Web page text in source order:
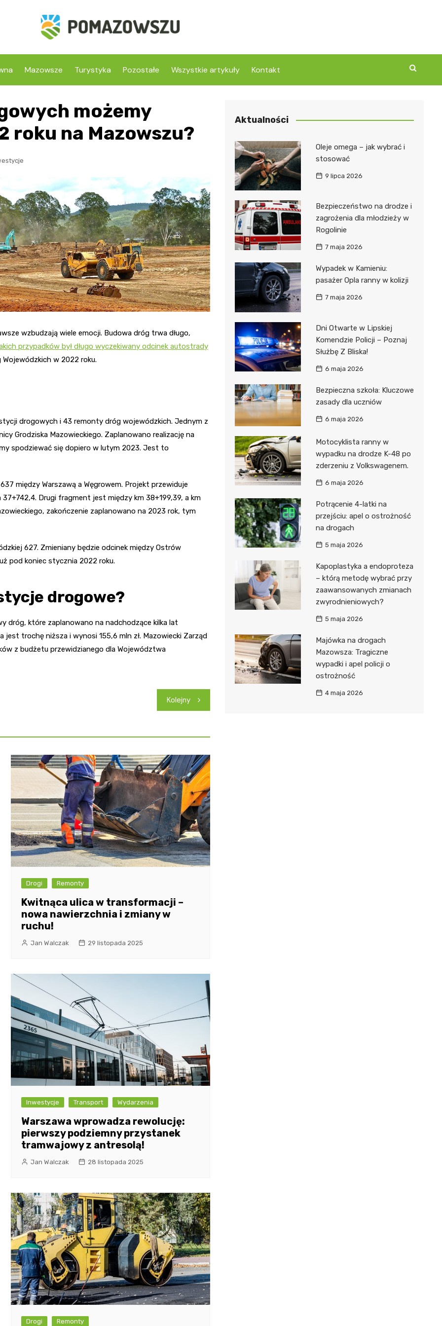
Mazowsze Turystyka Pozostałe Wszystkie artykuły Kontakt
możemy
roku na Mazowszu?
wzbudzają wiele emocji. Budowa dróg trwa długo,
przypadków był długo wyczekiwany odcinek autostrady
w 2022 roku.
drogowych i 43 remonty dróg wojewódzkich. Jednym z
Grodziska Mazowieckiego. Zaplanowano realizację na
spodziewać się dopiero w lutym 2023. Jest to
między Warszawą a Węgrowem. Projekt przewiduje
Drugi fragment jest między km 38+199,39, a km
zakończenie zaplanowano na 2023 rok, tym
627. Zmieniany będzie odcinek między Ostrów
pod koniec stycznia 2022 roku.
drogowe?
dróg, które zaplanowano na nadchodzące kilka lat
trochę niższa i wynosi 155,6 mln zł. Mazowiecki Zarząd
z budżetu przewidzianego dla Województwa
Kolejny
Drogi Remonty
Kwitnąca ulica w transformacji –
nowa nawierzchnia i zmiany w
ruchu!
Jan Walczak 29 listopada 2025
Inwestycje Transport Wydarzenia
Warszawa wprowadza rewolucję:
pierwszy podziemny przystanek
tramwajowy z antresolą!
Jan Walczak 28 listopada 2025
Drogi Remonty
Aktualności
Oleje omega – jak wybrać i
stosować
9 lipca 2026
Bezpieczeństwo na drodze i
zagrożenia dla młodzieży w
Rogolinie
7 maja 2026
Wypadek w Kamieniu:
pasażer Opla ranny w kolizji
7 maja 2026
Dni Otwarte w Lipskiej
Komendzie Policji – Poznaj
Służbę Z Bliska!
6 maja 2026
Bezpieczna szkoła: Kluczowe
zasady dla uczniów
6 maja 2026
Motocyklista ranny w
wypadku na drodze K-48 po
zderzeniu z Volkswagenem.
6 maja 2026
Potrącenie 4-latki na
przejściu: apel o ostrożność
na drogach
5 maja 2026
Kapoplastyka a endoproteza
– którą metodę wybrać przy
zaawansowanych zmianach
zwyrodnieniowych?
5 maja 2026
Majówka na drogach
Mazowsza: Tragiczne
wypadki i apel policji o
ostrożność
4 maja 2026